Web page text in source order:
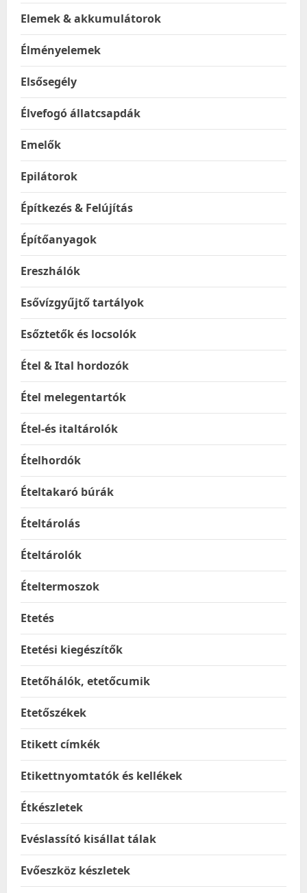
Elemek & akkumulátorok
Élményelemek
Elsősegély
Élvefogó állatcsapdák
Emelők
Epilátorok
Építkezés & Felújítás
Építőanyagok
Ereszhálók
Esővízgyűjtő tartályok
Esőztetők és locsolók
Étel & Ital hordozók
Étel melegentartók
Étel-és italtárolók
Ételhordók
Ételtakaró búrák
Ételtárolás
Ételtárolók
Ételtermoszok
Etetés
Etetési kiegészítők
Etetőhálók, etetőcumik
Etetőszékek
Etikett címkék
Etikettnyomtatók és kellékek
Étkészletek
Evéslassító kisállat tálak
Evőeszköz készletek